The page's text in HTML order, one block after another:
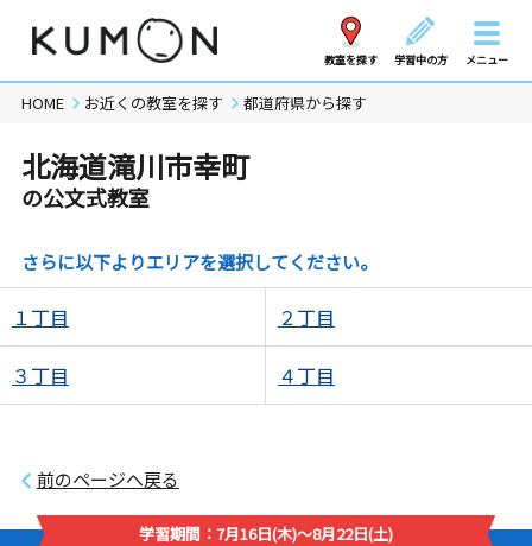
教室を探す 学習中の方 メニュー
HOME お近くの教室を探す 都道府県から探す
北海道滝川市幸町
の公文式教室
さらに以下よりエリアを選択してください。
１丁目 ２丁目
３丁目 ４丁目
前のページへ戻る
学習期間：7月16日(木)～8月22日(土)